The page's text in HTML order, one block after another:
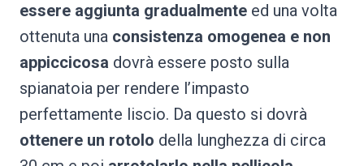
essere aggiunta gradualmente ed una volta
ottenuta una consistenza omogenea e non
appiccicosa dovrà essere posto sulla
spianatoia per rendere l’impasto
perfettamente liscio. Da questo si dovrà
ottenere un rotolo della lunghezza di circa